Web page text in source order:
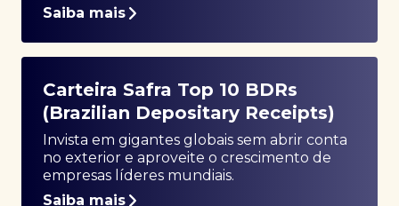
Saiba mais
Carteira Safra Top 10 BDRs
(Brazilian Depositary Receipts)
Invista em gigantes globais sem abrir conta
no exterior e aproveite o crescimento de
empresas líderes mundiais.
Saiba mais